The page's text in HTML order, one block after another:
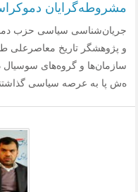
مشروطه‌گرایان
جریان‌شناسی سیاسی حزب
و پژوهشگر تاریخ معاصرعلی
سازمان‌ها و گروه‌های سوسیال
ه‌ش پا به عرصه سیاسی